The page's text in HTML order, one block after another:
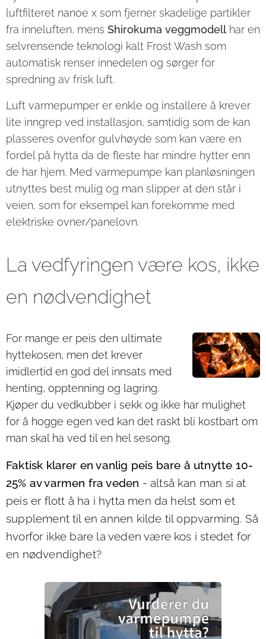
luftfilteret nanoe x som fjerner skadelige partikler
fra inneluften, mens Shirokuma veggmodell har en
selvrensende teknologi kalt Frost Wash som
automatisk renser innedelen og sørger for
spredning av frisk luft.
Luft varmepumper er enkle og installere å krever
lite inngrep ved installasjon, samtidig som de kan
plasseres ovenfor gulvhøyde som kan være en
fordel på hytta da de fleste har mindre hytter enn
de har hjem. Med varmepumpe kan planløsningen
utnyttes best mulig og man slipper at den står i
veien, som for eksempel kan forekomme med
elektriske ovner/panelovn.
La vedfyringen være kos, ikke
en nødvendighet
For mange er peis den ultimate
hyttekosen, men det krever
imidlertid en god del innsats med
henting, opptenning og lagring.
Kjøper du vedkubber i sekk og ikke har mulighet
for å hogge egen ved kan det raskt bli kostbart om
man skal ha ved til en hel sesong.
Faktisk klarer en vanlig peis bare å utnytte 10-
25% av varmen fra veden - altså kan man si at
peis er flott å ha i hytta men da helst som et
supplement til en annen kilde til oppvarming. Så
hvorfor ikke bare la veden være kos i stedet for
en nødvendighet?